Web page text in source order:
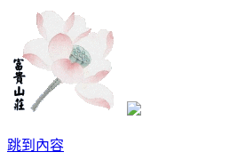
跳到內容